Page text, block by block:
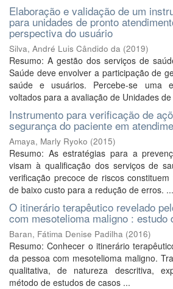
Elaboração e validação de um
para unidades de pronto
perspectiva do usuário
Silva, André Luis Cândido da (2019)
Resumo: A gestão dos serviços de
Saúde deve envolver a participação de
saúde e usuários. Percebe-se uma
voltados para a avaliação de Unidades de
Instrumento para verificação de
segurança do paciente em
Amaya, Marly Ryoko (2015)
Resumo: As estratégias para a
visam à qualificação dos serviços de
verificação precoce de riscos
de baixo custo para a redução de erros. ...
O itinerário terapêutico revelado
com mesotelioma maligno : estudo
Baran, Fátima Denise Padilha (2016)
Resumo: Conhecer o itinerário
da pessoa com mesotelioma maligno.
qualitativa, de natureza descritiva,
método de estudos de casos ...